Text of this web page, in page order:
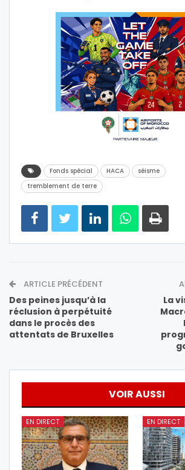
Fonds spécial HACA
séisme
tremblement de terre
ARTICLE PRÉCÉDENT
Des peines jusqu’à la
réclusion à perpétuité
dans le procès des
attentats de Bruxelles
La
VOIR AUSSI
EN DIRECT EN DIRECT